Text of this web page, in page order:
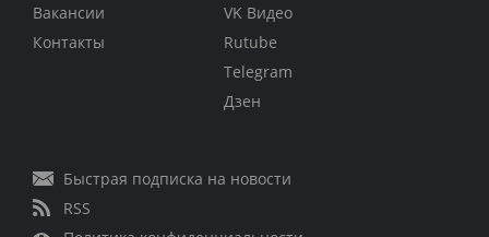
Вакансии
Контакты
VK Видео
Rutube
Telegram
Дзен
Быстрая подписка на новости
RSS